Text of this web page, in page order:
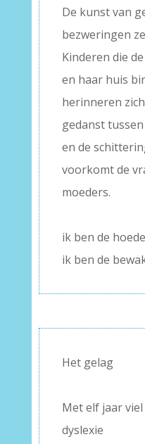
De kunst van
bezweringen
Kinderen die
en haar huis
herinneren
gedanst
en de
voorkomt de
moeders.
ik ben de
ik ben de
Het gelag
Met elf jaar viel
dyslexie